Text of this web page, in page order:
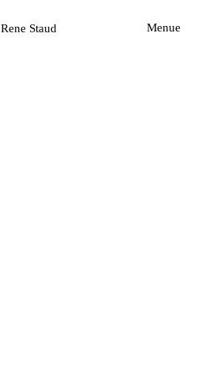
Rene Staud